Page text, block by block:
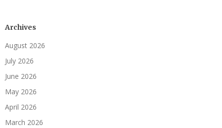
Archives
August 2026
July 2026
June 2026
May 2026
April 2026
March 2026